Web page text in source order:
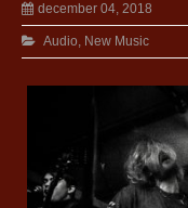
december 04, 2018
Audio, New Music